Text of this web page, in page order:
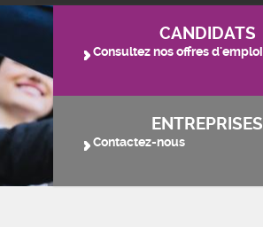
CANDIDATS
Consultez nos offres d'emploi
ENTREPRISES
Contactez-nous